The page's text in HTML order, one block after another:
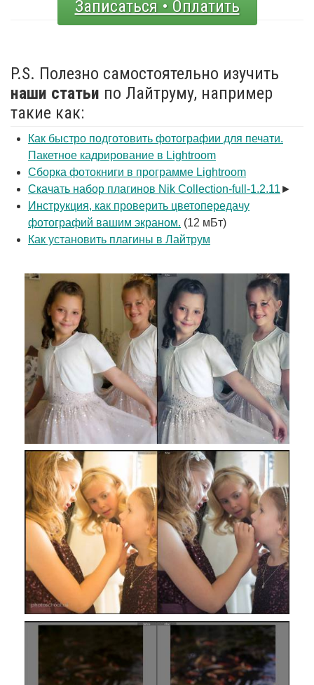
Записаться • Оплатить
P.S. Полезно самостоятельно изучить
наши статьи по Лайтруму, например
такие как:
Как быстро подготовить фотографии для печати.
Пакетное кадрирование в Lightroom
Сборка фотокниги в программе Lightroom
Скачать набор плагинов Nik Collection-full-1.2.11►
Инструкция, как проверить цветопередачу
фотографий вашим экраном. (12 мБт)
Как установить плагины в Лайтрум